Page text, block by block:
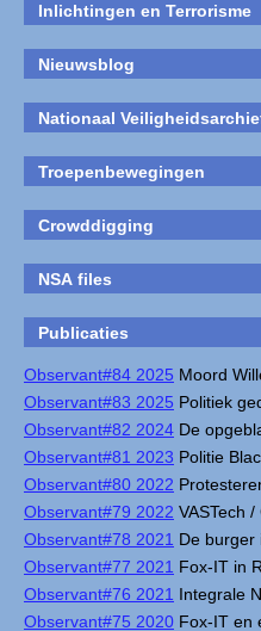
Inlichtingen en Terrorisme
Nieuwsblog
Nationaal
Troepenbewegingen
Crowddigging
NSA files
Publicaties
Observant#84 2025 Moord
Observant#83 2025 Politiek
Observant#82 2024 De
Observant#81 2023 Politie
Observant#80 2022
Observant#79 2022 VASTech
Observant#78 2021 De burger
Observant#77 2021 Fox-IT in
Observant#76 2021 Integrale
Observant#75 2020 Fox-IT en